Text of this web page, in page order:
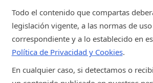
Todo el contenido que compartas
legislación vigente, a las normas de
correspondiente y a lo establecido en
Política de Privacidad y Cookies.
En cualquier caso, si detectamos o